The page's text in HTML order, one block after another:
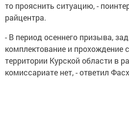
то прояснить ситуацию, -
райцентра.
- В период осеннего призыва,
комплектование и прохождение
территории Курской области в
комиссариате нет, - ответил